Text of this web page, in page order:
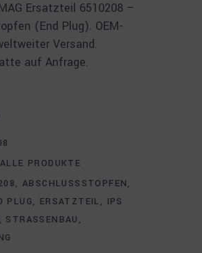
Ersatzteil 6510208 –
(End Plug). OEM-
Versand.
auf Anfrage.
ALLE PRODUKTE
,ABSCHLUSSSTOPFEN
,
PLUG, ERSATZTEIL , IPS
, STRASSENBAU ,